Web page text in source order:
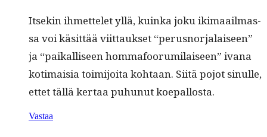
Itsekin ihmettelet yllä, kuin­ka joku iki­maail­mas­
sa voi käsit­tää viit­tauk­set “perus­nor­jalaiseen”
ja “paikalliseen hom­mafoo­ru­mi­laiseen” ivana
koti­maisia toim­i­joi­ta kohtaan. Siitä pojot sin­ulle,
ettet täl­lä ker­taa puhunut koepallosta.
Vastaa